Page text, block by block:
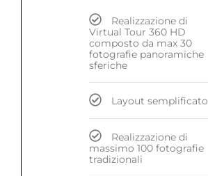
Realizzazione di
Virtual Tour 360 HD
composto da max 30
fotografie panoramiche
sferiche
Layout semplificato
Realizzazione di
massimo 100 fotografie
tradizionali